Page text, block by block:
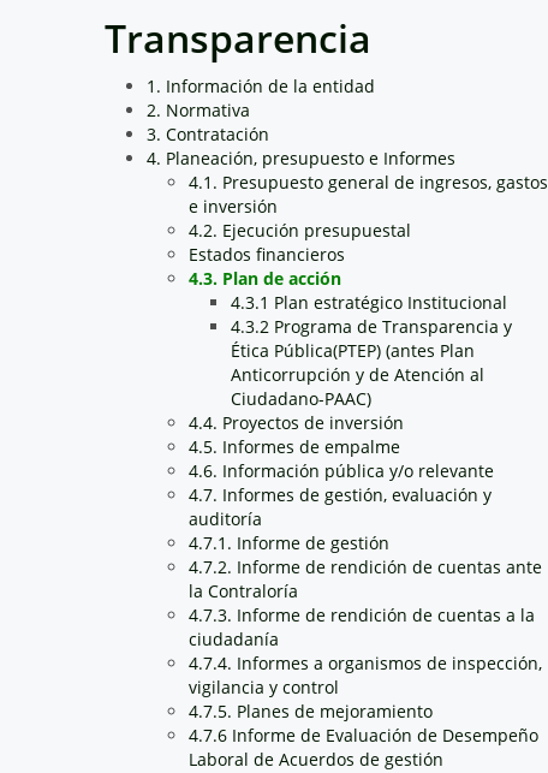
Transparencia
1. Información de la entidad
2. Normativa
3. Contratación
4. Planeación, presupuesto e Informes
4.1. Presupuesto general de ingresos, gastos
e inversión
4.2. Ejecución presupuestal
Estados financieros
4.3. Plan de acción
4.3.1 Plan estratégico Institucional
4.3.2 Programa de Transparencia y
Ética Pública(PTEP) (antes Plan
Anticorrupción y de Atención al
Ciudadano-PAAC)
4.4. Proyectos de inversión
4.5. Informes de empalme
4.6. Información pública y/o relevante
4.7. Informes de gestión, evaluación y
auditoría
4.7.1. Informe de gestión
4.7.2. Informe de rendición de cuentas ante
la Contraloría
4.7.3. Informe de rendición de cuentas a la
ciudadanía
4.7.4. Informes a organismos de inspección,
vigilancia y control
4.7.5. Planes de mejoramiento
4.7.6 Informe de Evaluación de Desempeño
Laboral de Acuerdos de gestión